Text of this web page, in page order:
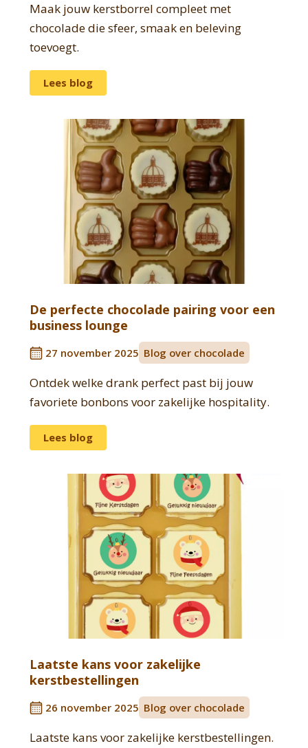
Maak jouw kerstborrel compleet met
chocolade die sfeer, smaak en beleving
toevoegt.
Lees blog
De perfecte chocolade pairing voor een
business lounge
27 november 2025 Blog over chocolade
Ontdek welke drank perfect past bij jouw
favoriete bonbons voor zakelijke hospitality.
Lees blog
Laatste kans voor zakelijke
kerstbestellingen
26 november 2025 Blog over chocolade
Laatste kans voor zakelijke kerstbestellingen.